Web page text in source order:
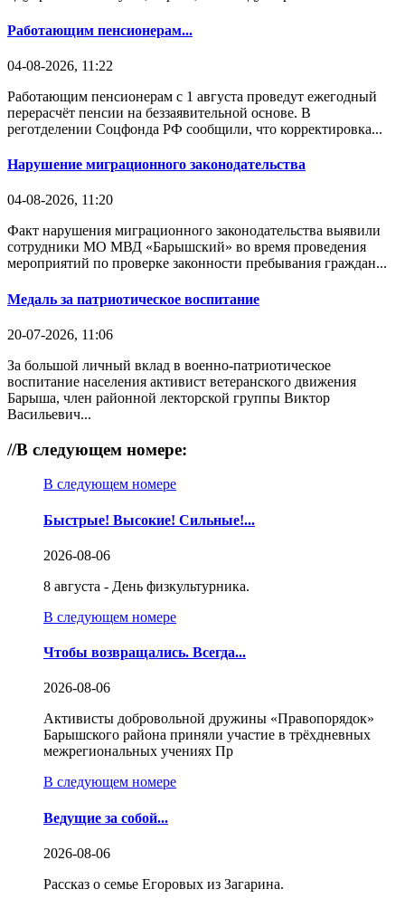
Работающим пенсионерам...
04-08-2026, 11:22
Работающим пенсионерам с 1 августа проведут ежегодный
перерасчёт пенсии на беззаявительной основе. В
реготделении Соцфонда РФ сообщили, что корректировка...
Нарушение миграционного законодательства
04-08-2026, 11:20
Факт нарушения миграционного законодательства выявили
сотрудники МО МВД «Барышский» во время проведения
мероприятий по проверке законности пребывания граждан...
Медаль за патриотическое воспитание
20-07-2026, 11:06
За большой личный вклад в военно-патриотическое
воспитание населения активист ветеранского движения
Барыша, член районной лекторской группы Виктор
Васильевич...
//В следующем номере:
В следующем номере
Быстрые! Высокие! Сильные!...
2026-08-06
8 августа - День физкультурника.
В следующем номере
Чтобы возвращались. Всегда...
2026-08-06
Активисты добровольной дружины «Правопорядок»
Барышского района приняли участие в трёхдневных
межрегиональных учениях Пр
В следующем номере
Ведущие за собой...
2026-08-06
Рассказ о семье Егоровых из Загарина.